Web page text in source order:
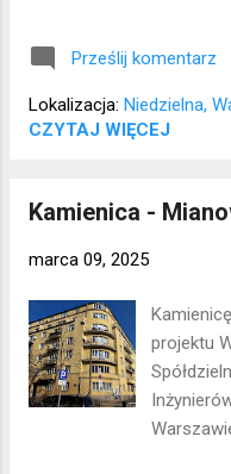
Prześlij komentarz
Lokalizacja: Niedzielna,
CZYTAJ WIĘCEJ
Kamienica -
marca 09, 2025
projektu